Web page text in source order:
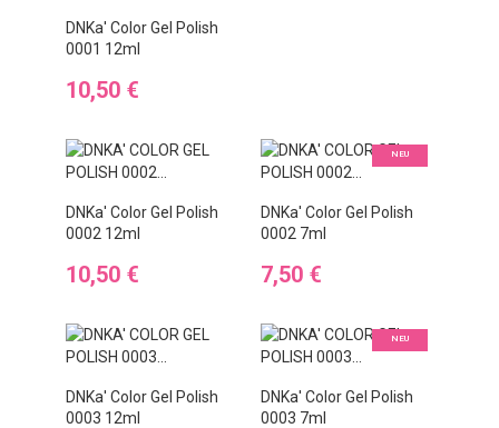
DNKa' Color Gel Polish
0001 12ml
Preis
10,50 €
DNKa' Color Gel Polish
0002 12ml
Preis
10,50 €
NEU
DNKa' Color Gel Polish
0002 7ml
Preis
7,50 €
DNKa' Color Gel Polish
0003 12ml
NEU
DNKa' Color Gel Polish
0003 7ml